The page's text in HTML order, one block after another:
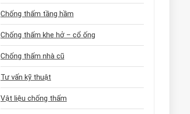
Chống thấm tầng hầm
Chống thấm khe hở – cổ ống
Chống thấm nhà cũ
Tư vấn kỹ thuật
Vật liệu chống thấm